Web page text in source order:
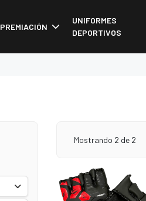
PREMIACIÓN
UNIFORMES
DEPORTIVOS
Mostrando 2 de 2